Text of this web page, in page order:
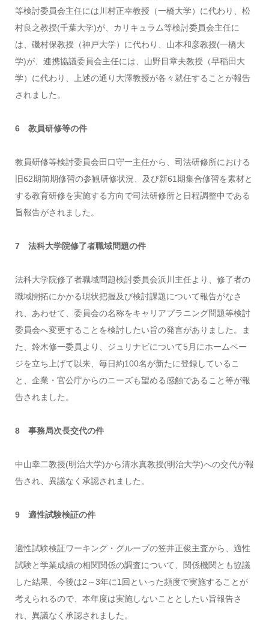
等検討委員会主任には川村正幸教授（一橋大学）に代わり、松
村良之教授(千葉大学)が、カリキュラム等検討委員会主任に
は、磯村保教授（神戸大学）に代わり、山本和彦教授(一橋大
学)が、連携協議委員会主任には、山野目章夫教授（早稲田大
学）に代わり、上述の通り大澤教授が各々就任することが報告
されました。
6 教員研修等の件
教員研修等検討委員会田口守一主任から、司法研修所における
旧62期前期修習の参観研修状況、及び新61期集合修習を素材と
する教育研修を実施する方向で司法研修所と日程調整中である
旨報告がされました。
7 法科大学院修了者職域問題の件
法科大学院修了者職域問題検討委員会浜川主任より、修了者の
職域開拓にかかる現状把握及び検討課題について報告がなさ
れ、あわせて、委員会の名称をキャリアプラニング問題等検討
委員会へ変更することを検討したい旨の発言がありました。ま
た、鈴木修一委員より、ジュリナビについて5月にホームペー
ジを立ち上げて以来、毎日約100名が新たに登録しているこ
と、企業・官公庁からのニーズも望める感触であること等が報
告されました。
8 事務局次長交代の件
中山幸二教授(明治大学)から清水真教授(明治大学)への交代が報
告され、異議なく承認されました。
9 適性試験検証の件
適性試験検証ワーキング・グループの笠井正俊主査から、適性
試験と学業成績の相関関係の調査について、関係機関とも協議
した結果、今後は2～3年に1回といった頻度で実施することが
考えられるので、本年度は実施しないこととしたい旨報告さ
れ、異議なく承認されました。